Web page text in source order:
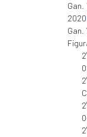
Gan.
2020